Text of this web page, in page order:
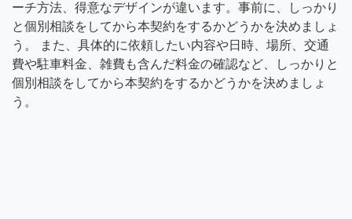
ーチ方法、得意なデザインが違います。事前に、しっかり
と個別相談をしてから本契約をするかどうかを決めましょ
う。 また、具体的に依頼したい内容や日時、場所、交通
費や駐車料金、雑費も含んだ料金の確認など、しっかりと
個別相談をしてから本契約をするかどうかを決めましょ
う。